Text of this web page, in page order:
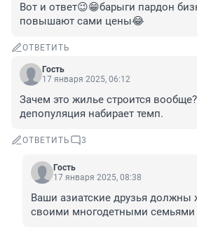
Вот и ответ😉😁барыги пардон
повышают сами цены😂
ОТВЕТИТЬ
Гость
17 января 2025, 06:12
Зачем это жилье строится
депопуляция набирает темп.
ОТВЕТИТЬ 3
Гость
17 января 2025, 08:38
Ваши азиатские друзья должны
своими многодетными семьями